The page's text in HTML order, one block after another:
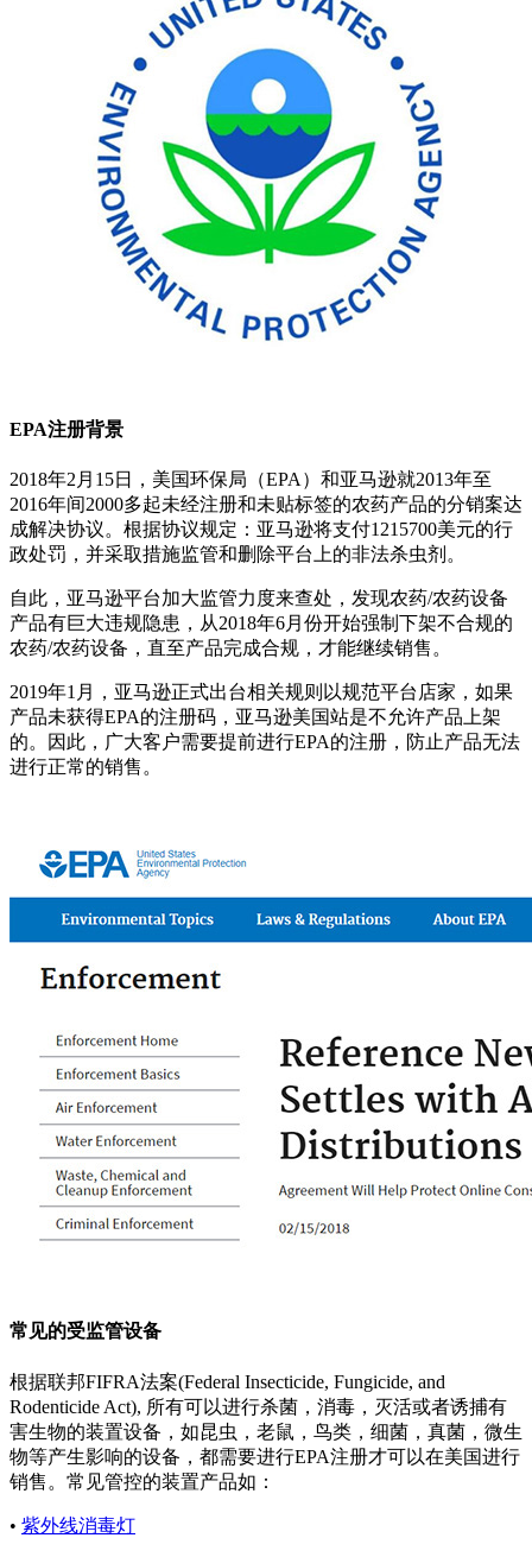
EPA注册背景
2018年2月15日，美国环保局（EPA）和亚马逊就2013年至
2016年间2000多起未经注册和未贴标签的农药产品的分销案达
成解决协议。根据协议规定：亚马逊将支付1215700美元的行
政处罚，并采取措施监管和删除平台上的非法杀虫剂。
自此，亚马逊平台加大监管力度来查处，发现农药/农药设备
产品有巨大违规隐患，从2018年6月份开始强制下架不合规的
农药/农药设备，直至产品完成合规，才能继续销售。
2019年1月，亚马逊正式出台相关规则以规范平台店家，如果
产品未获得EPA的注册码，亚马逊美国站是不允许产品上架
的。因此，广大客户需要提前进行EPA的注册，防止产品无法
进行正常的销售。
常见的受监管设备
根据联邦FIFRA法案(Federal Insecticide, Fungicide, and
Rodenticide Act), 所有可以进行杀菌，消毒，灭活或者诱捕有
害生物的装置设备，如昆虫，老鼠，鸟类，细菌，真菌，微生
物等产生影响的设备，都需要进行EPA注册才可以在美国进行
销售。常见管控的装置产品如：
• 紫外线消毒灯